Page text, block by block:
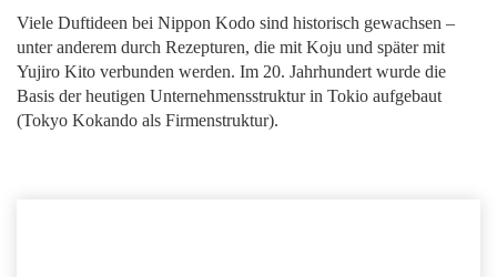
Viele Duftideen bei Nippon Kodo sind historisch gewachsen –
unter anderem durch Rezepturen, die mit Koju und später mit
Yujiro Kito verbunden werden. Im 20. Jahrhundert wurde die
Basis der heutigen Unternehmensstruktur in Tokio aufgebaut
(Tokyo Kokando als Firmenstruktur).